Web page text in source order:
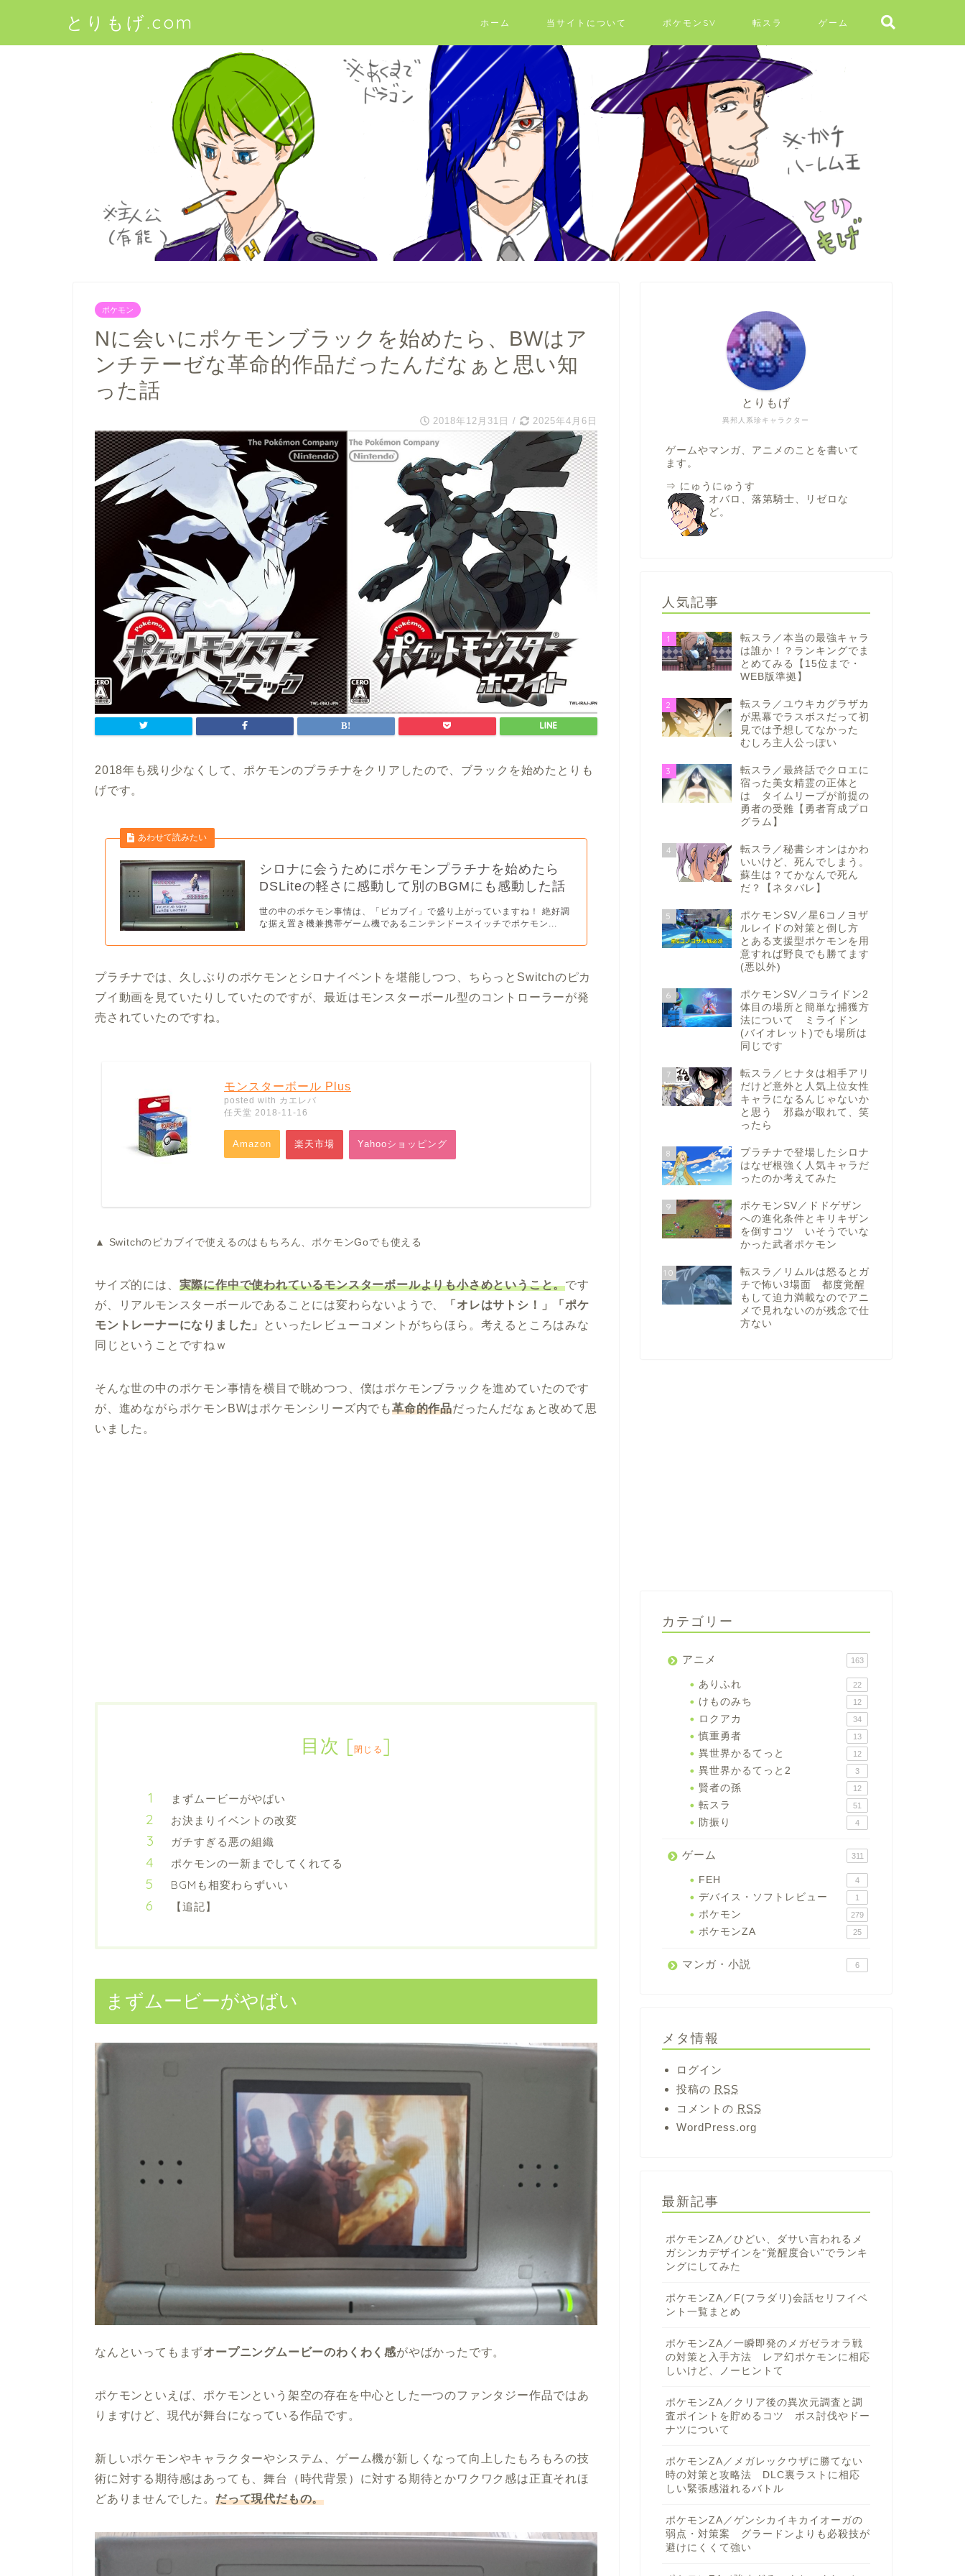
とりもげ.com ホーム 当サイトについて ポケモンSV 転スラ ゲーム
ポケモン
Nに会いにポケモンブラックを始めたら、BWはア
ンチテーゼな革命的作品だったんだなぁと思い知
った話
2018年12月31日 / 2025年4月6日
2018年も残り少なくして、ポケモンのプラチナをクリアしたので、ブラックを始めたとりも
げです。
シロナに会うためにポケモンプラチナを始めたら
DSLiteの軽さに感動して別のBGMにも感動した話
世の中のポケモン事情は、「ピカブイ」で盛り上がっていますね！ 絶好調
な据え置き機兼携帯ゲーム機であるニンテンドースイッチでポケモン...
プラチナでは、久しぶりのポケモンとシロナイベントを堪能しつつ、ちらっとSwitchのピカ
ブイ動画を見ていたりしていたのですが、最近はモンスターボール型のコントローラーが発
売されていたのですね。
モンスターボール Plus
posted with カエレバ
任天堂 2018-11-16
Amazon 楽天市場 Yahooショッピング
▲ Switchのピカブイで使えるのはもちろん、ポケモンGoでも使える
サイズ的には、 実際に作中で使われているモンスターボールよりも小さめということ。です
が、リアルモンスターボールであることには変わらないようで、
「オレはサトシ！」「ポケ
モントレーナーになりました」
といったレビューコメントがちらほら。考えるところはみな
同じということですねｗ
そんな世の中のポケモン事情を横目で眺めつつ、僕はポケモンブラックを進めていたのです
が、進めながらポケモンBWはポケモンシリーズ内でも革命的作品だったんだなぁと改めて思
いました。
目次 [閉じる ]
まずムービーがやばい
お決まりイベントの改変
ガチすぎる悪の組織
ポケモンの一新までしてくれてる
BGMも相変わらずいい
【追記】
まずムービーがやばい
なんといってもまずオープニングムービーのわくわく感がやばかったです。
ポケモンといえば、ポケモンという架空の存在を中心とした一つのファンタジー作品ではあ
りますけど、現代が舞台になっている作品です。
新しいポケモンやキャラクターやシステム、ゲーム機が新しくなって向上したもろもろの技
術に対する期待感はあっても、舞台（時代背景）に対する期待とかワクワク感は正直それほ
どありませんでした。だって現代だもの。
異邦人系珍キャラクター
とりもげ
ゲームやマンガ、アニメのことを書いて
ます。
⇒ にゅうにゅうす
オバロ、落第騎士、リゼロな
ど。
人気記事
1
転スラ／本当の最強キャラ
は誰か！？ランキングでま
とめてみる【15位まで・
WEB版準拠】
2
転スラ／ユウキカグラザカ
が黒幕でラスボスだって初
見では予想してなかった
むしろ主人公っぽい
3
転スラ／最終話でクロエに
宿った美女精霊の正体と
は タイムリープが前提の
勇者の受難【勇者育成プロ
グラム】
4
転スラ／秘書シオンはかわ
いいけど、死んでしまう。
蘇生は？てかなんで死ん
だ？【ネタバレ】
5
ポケモンSV／星6コノヨザ
ルレイドの対策と倒し方
とある支援型ポケモンを用
意すれば野良でも勝てます
(悪以外)
6
ポケモンSV／コライドン2
体目の場所と簡単な捕獲方
法について ミライドン
(バイオレット)でも場所は
同じです
7
転スラ／ヒナタは相手アリ
だけど意外と人気上位女性
キャラになるんじゃないか
と思う 邪蟲が取れて、笑
ったら
8
プラチナで登場したシロナ
はなぜ根強く人気キャラだ
ったのか考えてみた
9
ポケモンSV／ドドゲザン
への進化条件とキリキザン
を倒すコツ いそうでいな
かった武者ポケモン
10
転スラ／リムルは怒るとガ
チで怖い3場面 都度覚醒
もして迫力満載なのでアニ
メで見れないのが残念で仕
方ない
カテゴリー
アニメ 163
ありふれ 22
けものみち 12
ロクアカ 34
慎重勇者 13
異世界かるてっと 12
異世界かるてっと2 3
賢者の孫 12
転スラ 51
防振り 4
ゲーム 311
FEH 4
デバイス・ソフトレビュー 1
ポケモン 279
ポケモンZA 25
マンガ・小説 6
メタ情報
ログイン
投稿の RSS
コメントの RSS
WordPress.org
最新記事
ポケモンZA／ひどい、ダサい言われるメ
ガシンカデザインを“覚醒度合い”でランキ
ングにしてみた
ポケモンZA／F(フラダリ)会話セリフイベ
ント一覧まとめ
ポケモンZA／一瞬即発のメガゼラオラ戦
の対策と入手方法 レア幻ポケモンに相応
しいけど、ノーヒントて
ポケモンZA／クリア後の異次元調査と調
査ポイントを貯めるコツ ボス討伐やドー
ナツについて
ポケモンZA／メガレックウザに勝てない
時の対策と攻略法 DLC裏ラストに相応
しい緊張感溢れるバトル
ポケモンZA／ゲンシカイキカイオーガの
弱点・対策案 グラードンよりも必殺技が
避けにくくて強い